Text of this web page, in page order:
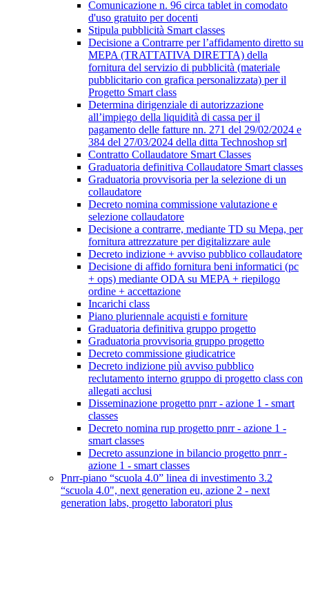
Comunicazione n. 96 circa tablet in comodato
d'uso gratuito per docenti
Stipula pubblicità Smart classes
Decisione a Contrarre per l’affidamento diretto su
MEPA (TRATTATIVA DIRETTA) della
fornitura del servizio di pubblicità (materiale
pubblicitario con grafica personalizzata) per il
Progetto Smart class
Determina dirigenziale di autorizzazione
all’impiego della liquidità di cassa per il
pagamento delle fatture nn. 271 del 29/02/2024 e
384 del 27/03/2024 della ditta Technoshop srl
Contratto Collaudatore Smart Classes
Graduatoria definitiva Collaudatore Smart classes
Graduatoria provvisoria per la selezione di un
collaudatore
Decreto nomina commissione valutazione e
selezione collaudatore
Decisione a contrarre, mediante TD su Mepa, per
fornitura attrezzature per digitalizzare aule
Decreto indizione + avviso pubblico collaudatore
Decisione di affido fornitura beni informatici (pc
+ ops) mediante ODA su MEPA + riepilogo
ordine + accettazione
Incarichi class
Piano pluriennale acquisti e forniture
Graduatoria definitiva gruppo progetto
Graduatoria provvisoria gruppo progetto
Decreto commissione giudicatrice
Decreto indizione più avviso pubblico
reclutamento interno gruppo di progetto class con
allegati acclusi
Disseminazione progetto pnrr - azione 1 - smart
classes
Decreto nomina rup progetto pnrr - azione 1 -
smart classes
Decreto assunzione in bilancio progetto pnrr -
azione 1 - smart classes
Pnrr-piano “scuola 4.0” linea di investimento 3.2
“scuola 4.0", next generation eu, azione 2 - next
generation labs, progetto laboratori plus